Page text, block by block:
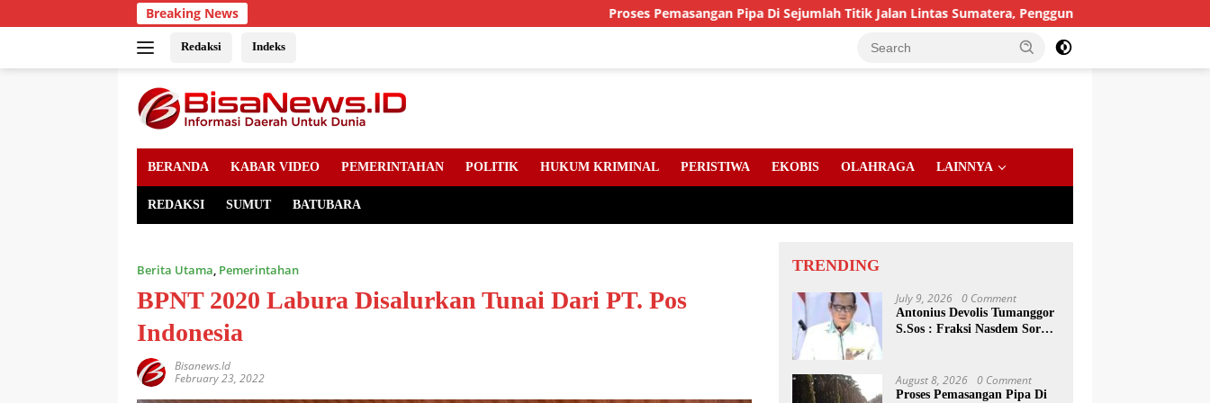
to
Breaking News Proses Pemasangan Pipa Di Sejumlah Titik Jalan Lintas Sumatera, Pengguna Jalan diimbau Untuk meningkatkan
Redaksi Indeks
BERANDA KABAR VIDEO PEMERINTAHAN POLITIK HUKUM KRIMINAL PERISTIWA EKOBIS OLAHRAGA LAINNYA
REDAKSI SUMUT BATUBARA
Berita Utama, Pemerintahan
BPNT 2020 Labura Disalurkan Tunai Dari PT. Pos
Indonesia
Bisanews.id
February 23, 2022
TRENDING
July 9, 2026 0 Comment
Antonius Devolis Tumanggor
S.Sos : Fraksi Nasdem Soroti
August 8, 2026 0 Comment
Proses Pemasangan Pipa Di